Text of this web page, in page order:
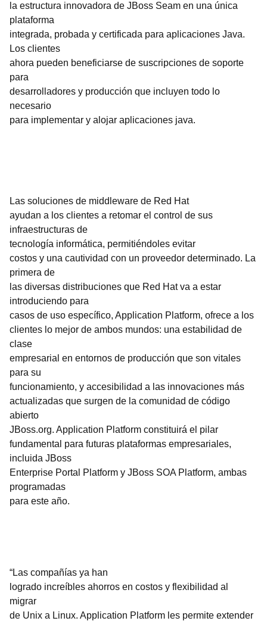
la estructura innovadora de JBoss Seam en una única
plataforma
integrada, probada y certificada para aplicaciones Java.
Los clientes
ahora pueden beneficiarse de suscripciones de soporte
para
desarrolladores y producción que incluyen todo lo
necesario
para implementar y alojar aplicaciones java.
Las soluciones de middleware de Red Hat
ayudan a los clientes a retomar el control de sus
infraestructuras de
tecnología informática, permitiéndoles evitar
costos y una cautividad con un proveedor determinado. La
primera de
las diversas distribuciones que Red Hat va a estar
introduciendo para
casos de uso específico, Application Platform, ofrece a los
clientes lo mejor de ambos mundos: una estabilidad de
clase
empresarial en entornos de producción que son vitales
para su
funcionamiento, y accesibilidad a las innovaciones más
actualizadas que surgen de la comunidad de código
abierto
JBoss.org. Application Platform constituirá el pilar
fundamental para futuras plataformas empresariales,
incluida JBoss
Enterprise Portal Platform y JBoss SOA Platform, ambas
programadas
para este año.
“Las compañías ya han
logrado increíbles ahorros en costos y flexibilidad al
migrar
de Unix a Linux. Application Platform les permite extender